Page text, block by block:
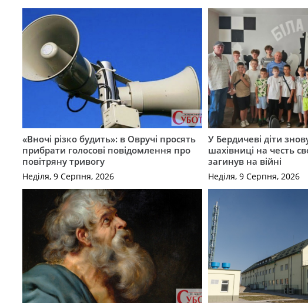
«Вночі різко будить»: в Овручі просять
прибрати голосові повідомлення про
повітряну тривогу
Неділя, 9 Серпня, 2026
У Бердичеві діти
шахівниці на честь
загинув на війні
Неділя, 9 Серпня, 2026